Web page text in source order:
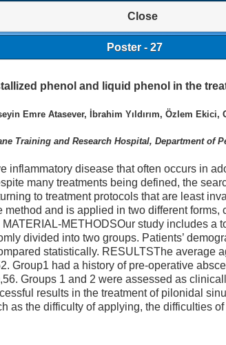
Close
Poster - 27
phenol and liquid phenol in the
Emre Atasever, İbrahim Yıldırım, Özlem
Training and Research Hospital, Department of
inflammatory disease that often occurs in
many treatments being defined, the
to treatment protocols that are least
and is applied in two different
METHODSOur study includes
divided into two groups. Patients’
statistically. RESULTSThe average
Group1 had a history of pre-operative
Groups 1 and 2 were assessed as
results in the treatment of pilonidal
as the difficulty of applying, the difficulties